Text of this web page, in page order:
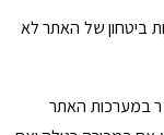
ביטחון של האתר לא
במערכות האתר